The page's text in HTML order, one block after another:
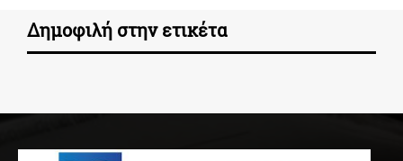
Δημοφιλή στην ετικέτα